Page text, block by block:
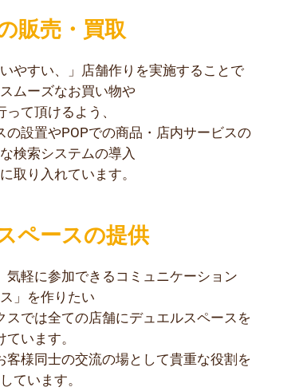
販売・買取
やすい、」店舗作りを実施することで
ムーズなお買い物や
って頂けるよう、
設置やPOPでの商品・店内サービスの
検索システムの導入
取り入れています。
ペースの提供
気軽に参加できるコミュニケーション
」を作りたい
スでは全ての店舗にデュエルスペースを
ています。
様同士の交流の場として貴重な役割を
ています。